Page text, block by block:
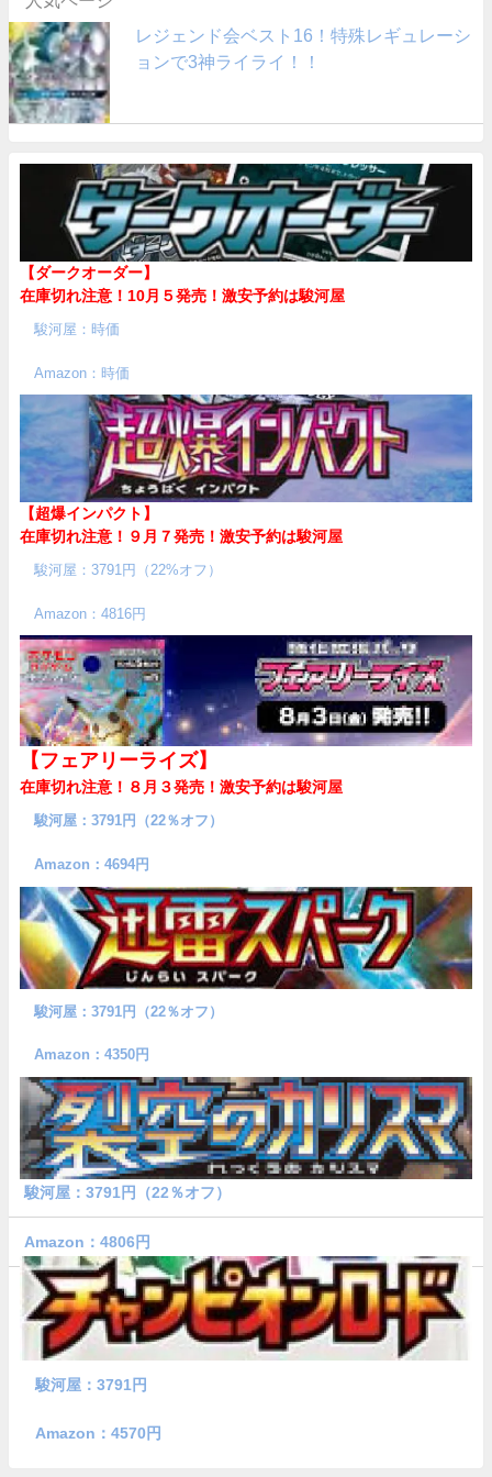
レジェンド会ベスト16！特殊レギュレーシ
ョンで3神ライライ！！
【ダークオーダー】
在庫切れ注意！10月５発売！ 激安予約は駿河屋
駿河屋：時価
Amazon：時価
【超爆インパクト】
在庫切れ注意！９月７発売！ 激安予約は駿河屋
駿河屋：3791円（22%オフ）
Amazon：4816円
【フェアリーライズ】
在庫切れ注意！８月３発売！ 激安予約は駿河屋
駿河屋：3791円（22％オフ）
Amazon：4694円
駿河屋：3791円（22％オフ）
Amazon：4350円
駿河屋：3791円（22％オフ）
Amazon：4806円
駿河屋：3791円
Amazon：4570円